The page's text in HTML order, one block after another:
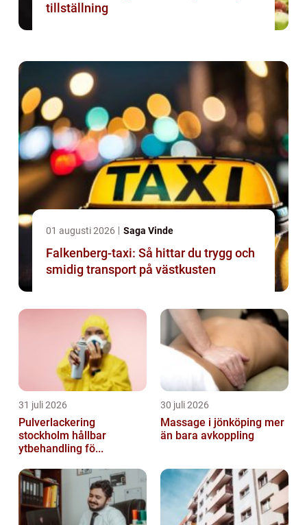
tillställning
01 augusti 2026 Saga Vinde
Falkenberg-taxi: Så hittar du trygg och
smidig transport på västkusten
31 juli 2026
Pulverlackering
stockholm hållbar
ytbehandling fö...
30 juli 2026
Massage i jönköping mer
än bara avkoppling